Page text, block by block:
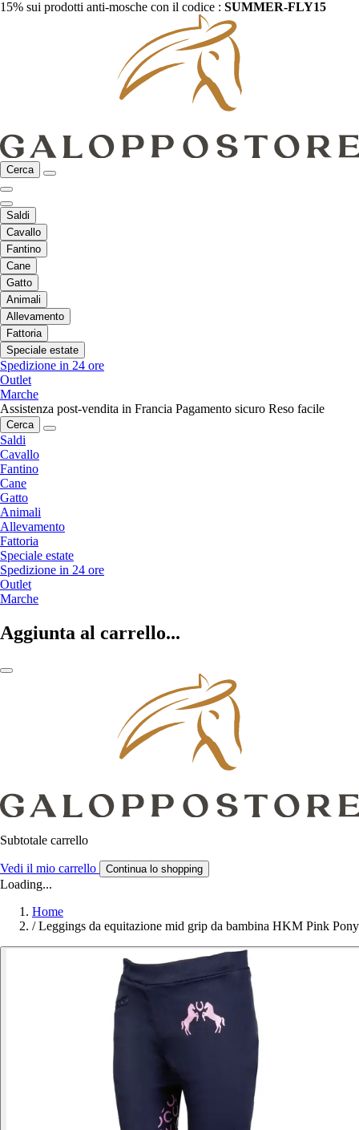
15% sui prodotti anti-mosche con il codice : SUMMER-FLY15
Cerca
Saldi
Cavallo
Fantino
Cane
Gatto
Animali
Allevamento
Fattoria
Speciale estate
Spedizione in 24 ore
Outlet
Marche
Assistenza post-vendita in Francia Pagamento sicuro Reso facile
Cerca
Saldi
Cavallo
Fantino
Cane
Gatto
Animali
Allevamento
Fattoria
Speciale estate
Spedizione in 24 ore
Outlet
Marche
Aggiunta al carrello...
Subtotale carrello
Vedi il mio carrello Continua lo shopping
Loading...
Home
/ Leggings da equitazione mid grip da bambina HKM Pink Pony